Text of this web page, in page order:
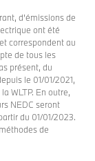
d’émissions de
ont été
correspondent au
de tous les
présent, du
le 01/01/2021,
WLTP. En outre,
NEDC seront
du 01/01/2023.
de